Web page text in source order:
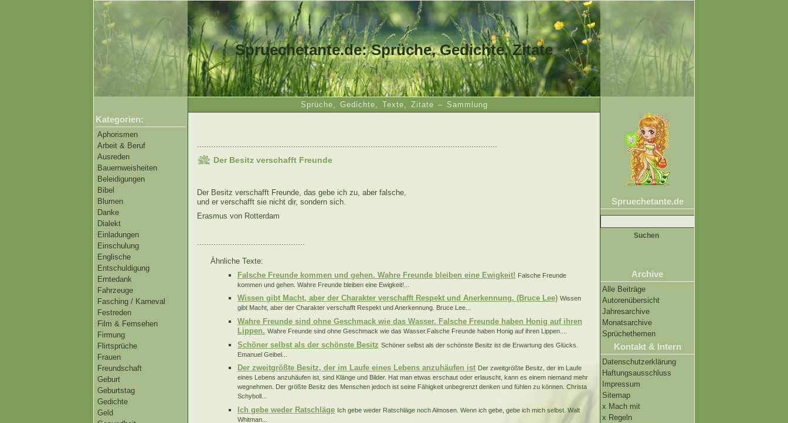
Spruechetante.de: Sprüche, Gedichte, Zitate
Sprüche, Gedichte, Texte, Zitate – Sammlung
Kategorien:
Aphorismen
Arbeit & Beruf
Ausreden
Bauernweisheiten
Beleidigungen
Bibel
Blumen
Danke
Dialekt
Einladungen
Einschulung
Englische
Entschuldigung
Erntedank
Fahrzeuge
Fasching / Karneval
Festreden
Film & Fernsehen
Firmung
Flirtsprüche
Frauen
Freundschaft
Geburt
Geburtstag
Gedichte
Geld
Spruechetante.de
Suche
nach:
Archive
Alle Beiträge
Autorenübersicht
Jahresarchive
Monatsarchive
Sprüchethemen
Kontakt & Intern
Datenschutzerklärung
Haftungsausschluss
Impressum
Sitemap
x Mach mit
x Regeln
................................................................................................................................
Der Besitz verschafft Freunde
Der Besitz verschafft Freunde, das gebe ich zu, aber falsche,
und er verschafft sie nicht dir, sondern sich.
Erasmus von Rotterdam
Ähnliche Texte:
Falsche Freunde kommen und gehen. Wahre Freunde bleiben eine Ewigkeit! Falsche Freunde
kommen und gehen. Wahre Freunde bleiben eine Ewigkeit!...
Wissen gibt Macht, aber der Charakter verschafft Respekt und Anerkennung. (Bruce Lee) Wissen
gibt Macht, aber der Charakter verschafft Respekt und Anerkennung. Bruce Lee...
Wahre Freunde sind ohne Geschmack wie das Wasser. Falsche Freunde haben Honig auf ihren
Lippen. Wahre Freunde sind ohne Geschmack wie das Wasser.Falsche Freunde haben Honig auf ihren Lippen....
Schöner selbst als der schönste Besitz Schöner selbst als der schönste Besitz ist die Erwartung des Glücks.
Emanuel Geibel...
Der zweitgrößte Besitz, der im Laufe eines Lebens anzuhäufen ist Der zweitgrößte Besitz, der im Laufe
eines Lebens anzuhäufen ist, sind Klänge und Bilder. Hat man etwas erschaut oder erlauscht, kann es einem niemand mehr
wegnehmen. Der größte Besitz des Menschen jedoch ist seine Fähigkeit unbegrenzt denken und fühlen zu können. Christa
Schyboll...
Ich gebe weder Ratschläge Ich gebe weder Ratschläge noch Almosen. Wenn ich gebe, gebe ich mich selbst. Walt
Whitman...